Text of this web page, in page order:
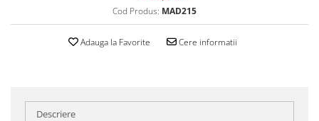
Cod Produs: MAD215
Adauga la Favorite Cere informatii
Descriere